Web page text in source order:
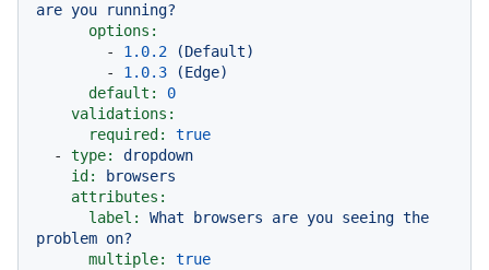
are you
running?
options:
-
1.0.2
(Default)
-
1.0.3
(Edge)
default:
0
validations:
required:
true
-
type:
dropdown
id:
browsers
attributes:
label:
What browsers are you seeing the
problem on?
multiple:
true